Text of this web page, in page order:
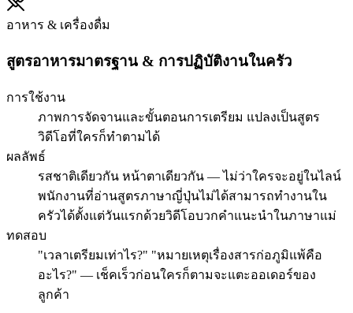
อาหาร & เครื่องดื่ม
สูตรอาหารมาตรฐาน & การปฏิบัติงานในครัว
การใช้งาน
ภาพการจัดจานและขั้นตอนการเตรียม แปลงเป็นสูตร
วิดีโอที่ใครก็ทำตามได้
ผลลัพธ์
รสชาติเดียวกัน หน้าตาเดียวกัน — ไม่ว่าใครจะอยู่ในไลน์
พนักงานที่อ่านสูตรภาษาญี่ปุ่นไม่ได้สามารถทำงานใน
ครัวได้ตั้งแต่วันแรกด้วยวิดีโอบวกคำแนะนำในภาษาแม่
ทดสอบ
"เวลาเตรียมเท่าไร?" "หมายเหตุเรื่องสารก่อภูมิแพ้คือ
อะไร?" — เช็คเร็วก่อนใครก็ตามจะแตะออเดอร์ของ
ลูกค้า